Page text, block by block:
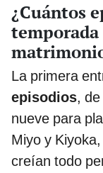
¿Cuántos
temporada
La primera
episodios,
nueve para
Miyo y
creían todo